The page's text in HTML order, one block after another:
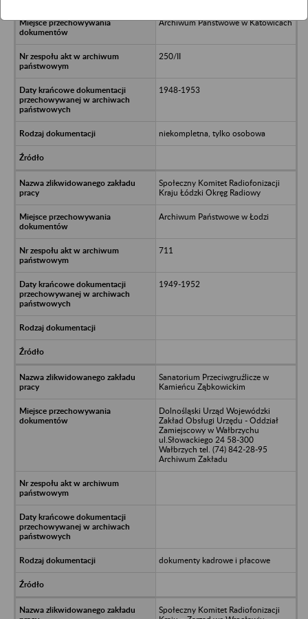
Archiwum Państwowe w Katowicach
250/II
1948-1953
niekompletna, tylko osobowa
Społeczny Komitet Radiofonizacji
Kraju Łódzki Okręg Radiowy
Archiwum Państwowe w Łodzi
711
1949-1952
Sanatorium Przeciwgruźlicze w
Kamieńcu Ząbkowickim
Dolnośląski Urząd Wojewódzki
Zakład Obsługi Urzędu - Oddział
Zamiejscowy w Wałbrzychu
ul.Słowackiego 24 58-300
Wałbrzych tel. (74) 842-28-95
Archiwum Zakładu
dokumenty kadrowe i płacowe
Społeczny Komitet Radiofonizacji